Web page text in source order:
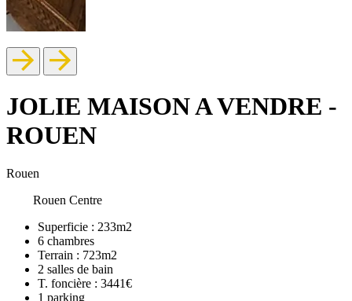
JOLIE MAISON A VENDRE -
ROUEN
Rouen
Rouen Centre
Superficie : 233m2
6 chambres
Terrain : 723m2
2 salles de bain
T. foncière : 3441€
1 parking